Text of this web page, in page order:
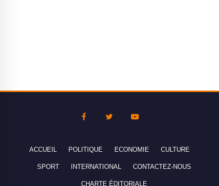
ACCUEIL POLITIQUE ECONOMIE CULTURE
SPORT INTERNATIONAL CONTACTEZ-NOUS
CHARTE ÉDITORIALE